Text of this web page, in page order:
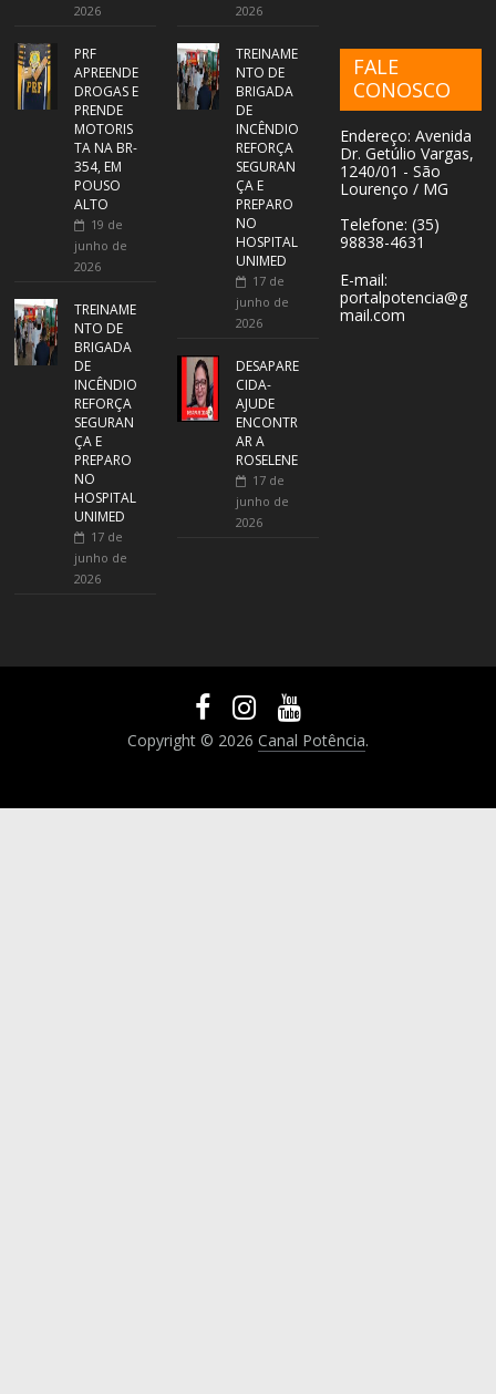
2026
PRF
APREENDE
DROGAS E
PRENDE
MOTORIS
TA NA BR-
354, EM
POUSO
ALTO
19 de
junho de
2026
TREINAME
NTO DE
BRIGADA
DE
INCÊNDIO
REFORÇA
SEGURAN
ÇA E
PREPARO
NO
HOSPITAL
UNIMED
17 de
junho de
2026
2026
TREINAME
NTO DE
BRIGADA
DE
INCÊNDIO
REFORÇA
SEGURAN
ÇA E
PREPARO
NO
HOSPITAL
UNIMED
17 de
junho de
2026
DESAPARE
CIDA-
AJUDE
ENCONTR
AR A
ROSELENE
17 de
junho de
2026
FALE
CONOSCO
Endereço: Avenida
Dr. Getúlio Vargas,
1240/01 - São
Lourenço / MG
Telefone: (35)
98838-4631
E-mail:
portalpotencia@g
mail.com
Copyright © 2026 Canal Potência.